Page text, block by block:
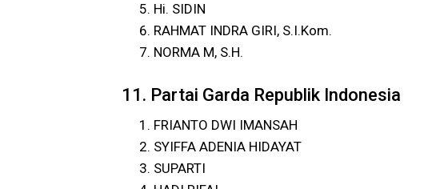
Hi. SIDIN
RAHMAT INDRA GIRI, S.I.Kom.
NORMA M, S.H.
11. Partai Garda Republik Indonesia
FRIANTO DWI IMANSAH
SYIFFA ADENIA HIDAYAT
SUPARTI